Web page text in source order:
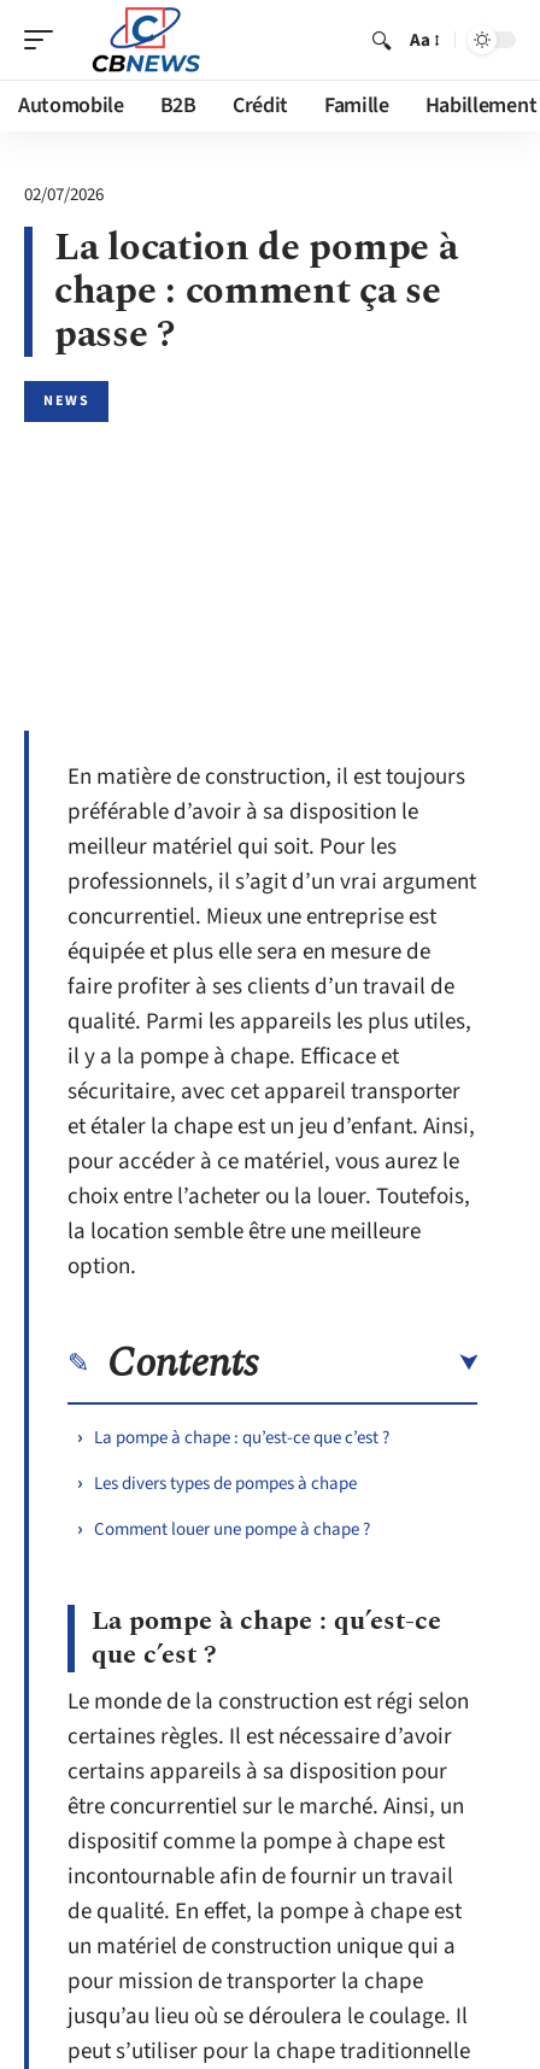
Aa
Automobile B2B Crédit Famille Habillement
02/07/2026
La location de pompe à
chape : comment ça se
passe ?
NEWS
En matière de construction, il est toujours
préférable d’avoir à sa disposition le
meilleur matériel qui soit. Pour les
professionnels, il s’agit d’un vrai argument
concurrentiel. Mieux une entreprise est
équipée et plus elle sera en mesure de
faire profiter à ses clients d’un travail de
qualité. Parmi les appareils les plus utiles,
il y a la pompe à chape. Efficace et
sécuritaire, avec cet appareil transporter
et étaler la chape est un jeu d’enfant. Ainsi,
pour accéder à ce matériel, vous aurez le
choix entre l’acheter ou la louer. Toutefois,
la location semble être une meilleure
option.
Contents
La pompe à chape : qu’est-ce que c’est ?
Les divers types de pompes à chape
Comment louer une pompe à chape ?
La pompe à chape : qu’est-ce
que c’est ?
Le monde de la construction est régi selon
certaines règles. Il est nécessaire d’avoir
certains appareils à sa disposition pour
être concurrentiel sur le marché. Ainsi, un
dispositif comme la pompe à chape est
incontournable afin de fournir un travail
de qualité. En effet, la pompe à chape est
un matériel de construction unique qui a
pour mission de transporter la chape
jusqu’au lieu où se déroulera le coulage. Il
peut s’utiliser pour la chape traditionnelle